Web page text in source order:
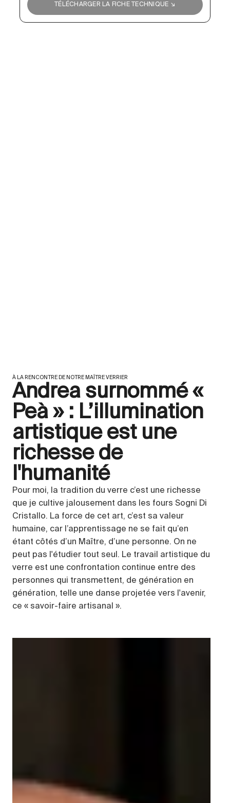
TÉLÉCHARGER LA FICHE TECHNIQUE ↘
À LA RENCONTRE DE NOTRE MAÎTRE VERRIER
Andrea surnommé «
Peà » : L’illumination
artistique est une
richesse de
l'humanité
Pour moi, la tradition du verre c’est une richesse
que je cultive jalousement dans les fours Sogni Di
Cristallo. La force de cet art, c’est sa valeur
humaine, car l’apprentissage ne se fait qu’en
étant côtés d’un Maître, d’une personne. On ne
peut pas l'étudier tout seul. Le travail artistique du
verre est une confrontation continue entre des
personnes qui transmettent, de génération en
génération, telle une danse projetée vers l'avenir,
ce « savoir-faire artisanal ».